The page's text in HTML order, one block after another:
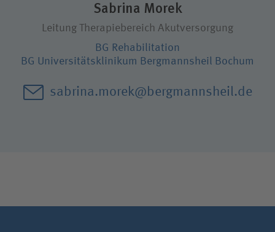
Wie können wir Ihnen helfen?
Suchwert
Sabrina Morek
Leitung Therapiebereich Akutversorgung
BG Rehabilitation
BG Universitätsklinikum Bergmannsheil Bochum
sabrina.morek@bergmannsheil.de